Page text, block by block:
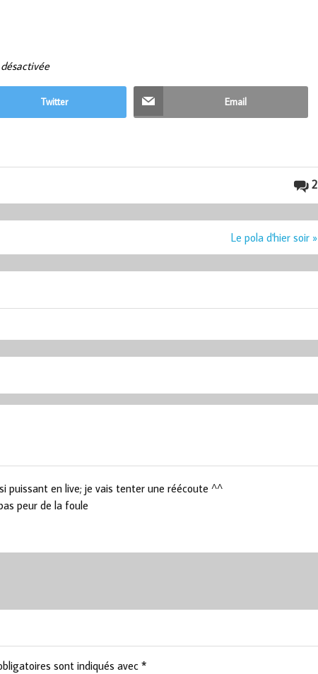
Twitter Email
2
Le pola d'hier soir »
puissant en live; je vais tenter une réécoute ^^
peur de la foule
sont indiqués avec *